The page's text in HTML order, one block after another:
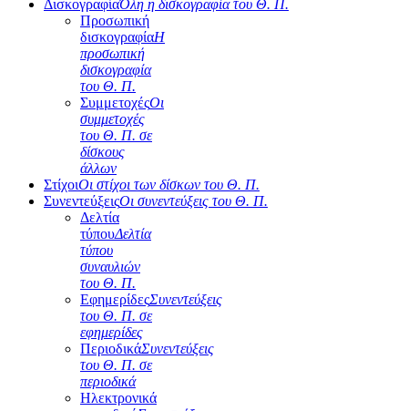
ΔισκογραφίαΌλη η δισκογραφία του Θ. Π.
Προσωπική
δισκογραφίαΗ
προσωπική
δισκογραφία
του Θ. Π.
ΣυμμετοχέςΟι
συμμετοχές
του Θ. Π. σε
δίσκους
άλλων
ΣτίχοιΟι στίχοι των δίσκων του Θ. Π.
ΣυνεντεύξειςΟι συνεντεύξεις του Θ. Π.
Δελτία
τύπουΔελτία
τύπου
συναυλιών
του Θ. Π.
ΕφημερίδεςΣυνεντεύξεις
του Θ. Π. σε
εφημερίδες
ΠεριοδικάΣυνεντεύξεις
του Θ. Π. σε
περιοδικά
Ηλεκτρονικά